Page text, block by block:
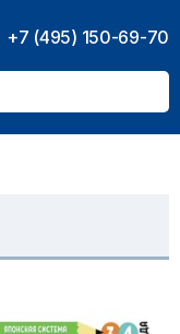
+7 (495) 150-69-70